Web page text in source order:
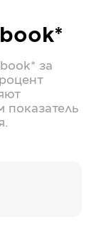
за
показатель